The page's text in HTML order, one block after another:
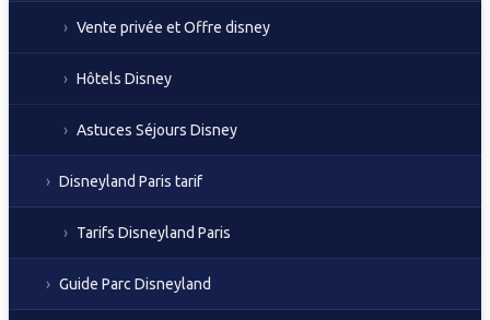
Vente privée et Offre disney
Hôtels Disney
Astuces Séjours Disney
Disneyland Paris tarif
Tarifs Disneyland Paris
Guide Parc Disneyland